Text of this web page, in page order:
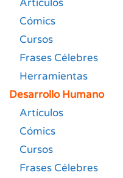
Artículos
Cómics
Cursos
Frases Célebres
Herramientas
Desarrollo Humano
Artículos
Cómics
Cursos
Frases Célebres